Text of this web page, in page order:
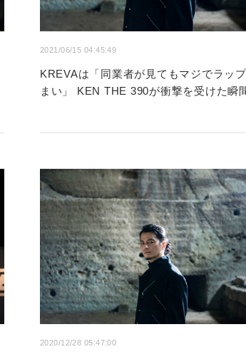
2021/06/15 04:45:49
KREVAは「同業者が見てもマジでラッ
まい」 KEN THE 390が衝撃を受けた瞬
2020/12/28 05:47:00